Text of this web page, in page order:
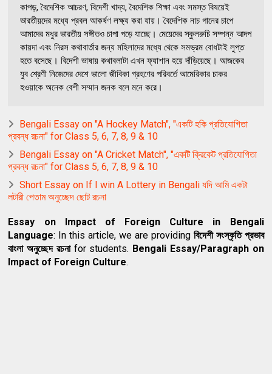
কাপড়, বৈদেশিক আচরণ, বিদেশী খাদ্য, বৈদেশিক শিক্ষা এবং সমস্ত বিষয়েই
ভারতীয়দের মধ্যে প্রবল আকর্ষণ লক্ষ্য করা যায়। বৈদেশিক নাচ গানের চাপে
আমাদের মধুর ভারতীয় সঙ্গীতও চাপা পড়ে যাচ্ছে। মেয়েদের স্কুলরুচি সম্পন্ন আদপ
কায়দা এবং নিরস কথাবার্তার জন্য মহিলাদের মধ্যে থেকে সমভ্রম বােধটাই লুপ্ত
হতে বসেছে। বিদেশী ভাষায় কথাবলাটা এখন ফ্যাশান হয়ে দাঁড়িয়েছে। আজকের
যুব শ্রেণী নিজেদের দেশে ভালাে জীবিকা গ্রহণের পরিবর্তে আমেরিকার চাকর
হওয়াকে অনেক বেশী সম্মান জনক বলে মনে করে।
Bengali Essay on "A Hockey Match", "একটি হকি প্রতিযোগিতা
প্রবন্ধ রচনা" for Class 5, 6, 7, 8, 9 & 10
Bengali Essay on "A Cricket Match", "একটি ক্রিকেট প্রতিযােগিতা
প্রবন্ধ রচনা" for Class 5, 6, 7, 8, 9 & 10
Short Essay on If I win A Lottery in Bengali যদি আমি একটা
লটারী পেতাম অনুচ্ছেদ ছোট রচনা
Essay on Impact of Foreign Culture in Bengali
Language: In this article, we are providing বিদেশী সংস্কৃতি প্রভাব
বাংলা অনুচ্ছেদ রচনাfor students. Bengali Essay/Paragraph on
Impact of Foreign Culture.